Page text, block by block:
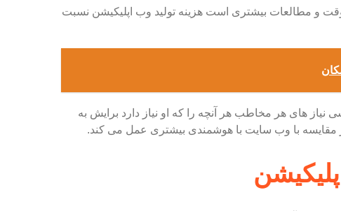
و مطالعات بیشتری است هزینه تولید وب اپلیکیشن نسبت
های هر مخاطب هر آنچه را که او نیاز دارد برایش به
مقایسه با وب سایت با هوشمندی بیشتری عمل می کند.